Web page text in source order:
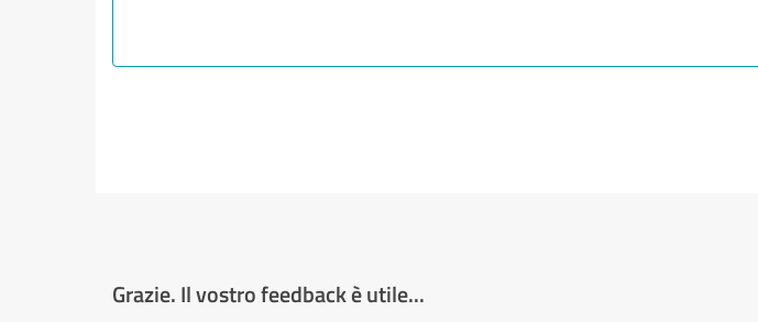
Grazie. Il vostro feedback è utile...